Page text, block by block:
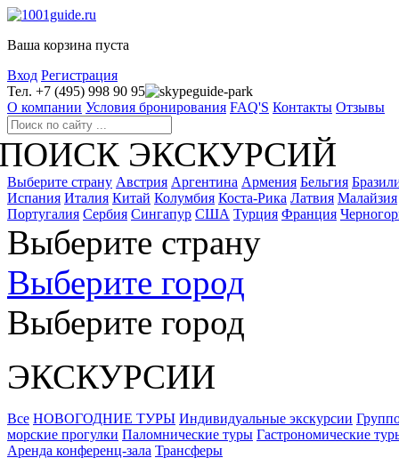
Ваша корзина пуста
Вход Регистрация
Тел. +7 (495) 998 90 95
guide-park
О компании Условия бронирования FAQ'S Контакты Отзывы
ЭКСКУРСИЙ
Выберите страну Австрия Аргентина Армения Бельгия
Испания Италия Китай Колумбия Коста-Рика Латвия Малайзия
Португалия Сербия Сингапур США Турция Франция
Выберите страну
Выберите город
Выберите город
ЭКСКУРСИИ
Все НОВОГОДНИЕ ТУРЫ Индивидуальные экскурсии
морские прогулки Паломнические туры Гастрономические
Аренда конференц-зала Трансферы